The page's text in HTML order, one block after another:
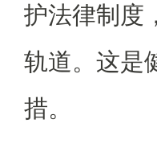
护法律制度
轨道。这是
措。